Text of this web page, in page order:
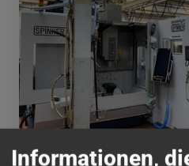
Informationen,